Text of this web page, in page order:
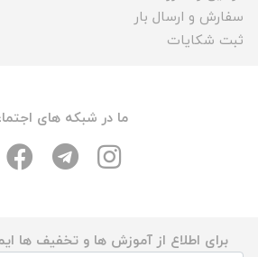
سفارش و ارسال بار
ثبت شکایات
ما در شبکه های
برای اطلاع از آموزش ها و تخفیف ها